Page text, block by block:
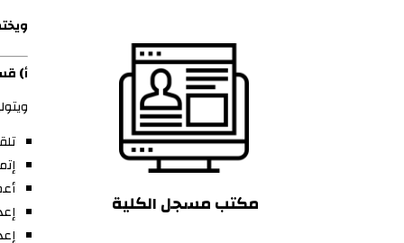
مكتب مسجل الكلية
أ)